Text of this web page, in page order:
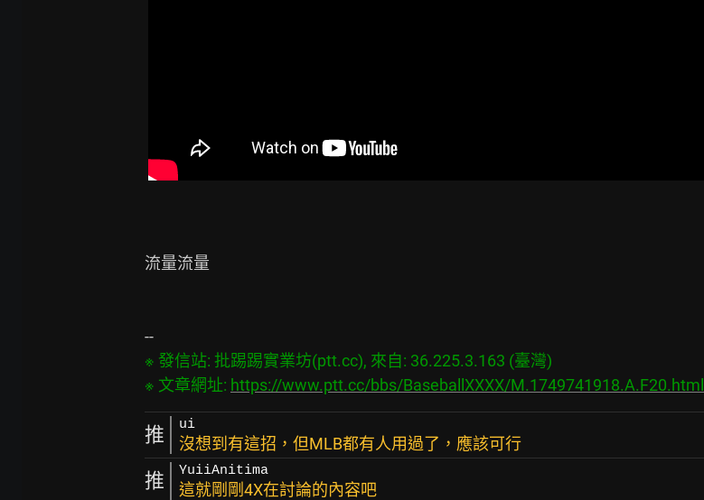
流量流量
※ 發信站: 批踢踢實業坊(ptt.cc), 來自: 36.225.3.163 (臺灣)
※ 文章網址: https://www.ptt.cc/bbs/BaseballXXXX/M.1749741918.A.F20.html
推 ui
沒想到有這招，但MLB都有人用過了，應該可行
推 YuiiAnitima
這就剛剛4X在討論的內容吧